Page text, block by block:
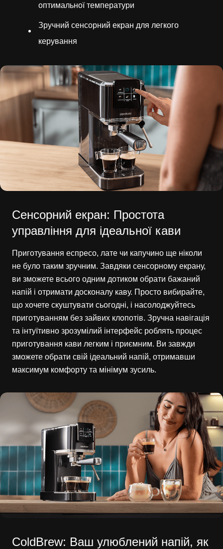
оптимальної температури
Зручний сенсорний екран для легкого
керування
Сенсорний екран: Простота
управління для ідеальної кави
Приготування еспресо, лате чи капучино ще ніколи
не було таким зручним. Завдяки сенсорному екрану,
ви зможете всього одним дотиком обрати бажаний
напій і отримати досконалу каву. Просто вибирайте,
що хочете скуштувати сьогодні, і насолоджуйтесь
приготуванням без зайвих клопотів. Зручна навігація
та інтуїтивно зрозумілий інтерфейс роблять процес
приготування кави легким і приємним. Ви завжди
зможете обрати свій ідеальний напій, отримавши
максимум комфорту та мінімум зусиль.
ColdBrew: Ваш улюблений напій, як